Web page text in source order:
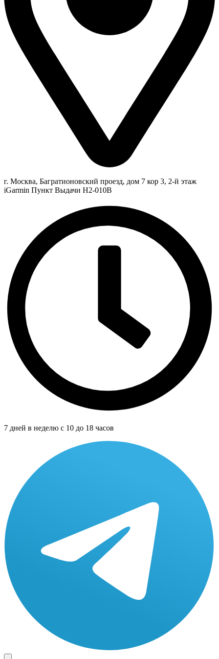
г. Москва, Багратионовский проезд, дом 7 кор 3, 2-й этаж
iGarmin Пункт Выдачи Н2-010В
7 дней в неделю с 10 до 18 часов